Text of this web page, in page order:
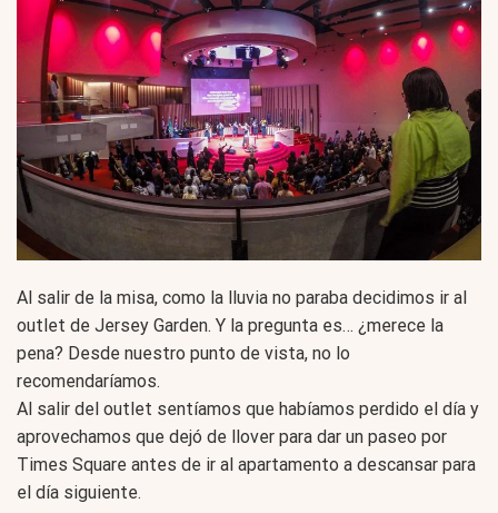
Al salir de la misa, como la lluvia no paraba decidimos ir al
outlet de Jersey Garden. Y la pregunta es… ¿merece la
pena? Desde nuestro punto de vista, no lo
recomendaríamos.
Al salir del outlet sentíamos que habíamos perdido el día y
aprovechamos que dejó de llover para dar un paseo por
Times Square antes de ir al apartamento a descansar para
el día siguiente.